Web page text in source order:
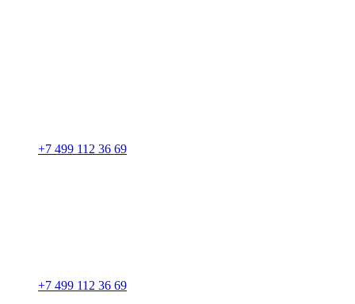
+7 499 112 36 69
+7 499 112 36 69